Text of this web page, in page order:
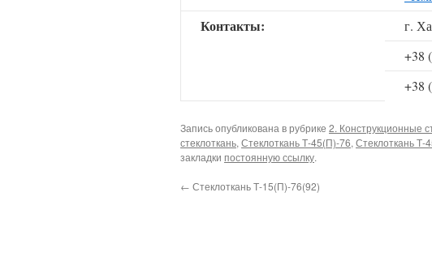
Контакты:
г.
+38
+38
Запись опубликована в рубрике 2. Конструкционные
стеклоткань, Стеклоткань Т-45(П)-76, Стеклоткань Т-
закладки постоянную ссылку.
← Стеклоткань Т-15(П)-76(92)